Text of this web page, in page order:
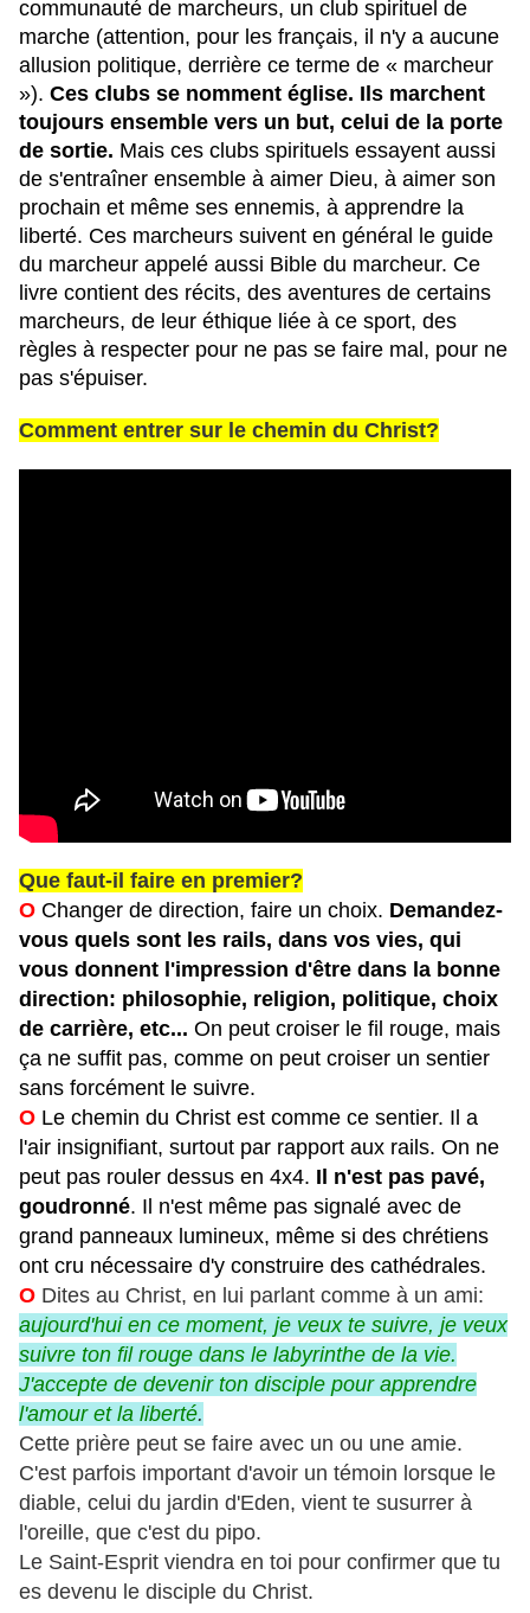
communauté de marcheurs, un club spirituel de
marche (attention, pour les français, il n'y a aucune
allusion politique, derrière ce terme de « marcheur
»). Ces clubs se nomment église. Ils marchent
toujours ensemble vers un but, celui de la porte
de sortie. Mais ces clubs spirituels essayent aussi
de s'entraîner ensemble à aimer Dieu, à aimer son
prochain et même ses ennemis, à apprendre la
liberté. Ces marcheurs suivent en général le guide
du marcheur appelé aussi Bible du marcheur. Ce
livre contient des récits, des aventures de certains
marcheurs, de leur éthique liée à ce sport, des
règles à respecter pour ne pas se faire mal, pour ne
pas s'épuiser.
Comment entrer sur le chemin du Christ?
Que faut-il faire en premier?
O Changer de direction, faire un choix. Demandez-
vous quels sont les rails, dans vos vies, qui
vous donnent l'impression d'être dans la bonne
direction: philosophie, religion, politique, choix
de carrière, etc... On peut croiser le fil rouge, mais
ça ne suffit pas, comme on peut croiser un sentier
sans forcément le suivre.
O Le chemin du Christ est comme ce sentier. Il a
l'air insignifiant, surtout par rapport aux rails. On ne
peut pas rouler dessus en 4x4. Il n'est pas pavé,
goudronné. Il n'est même pas signalé avec de
grand panneaux lumineux, même si des chrétiens
ont cru nécessaire d'y construire des cathédrales.
O Dites au Christ, en lui parlant comme à un ami:
aujourd'hui en ce moment, je veux te suivre, je veux
suivre ton fil rouge dans le labyrinthe de la vie.
J'accepte de devenir ton disciple pour apprendre
l'amour et la liberté.
Cette prière peut se faire avec un ou une amie.
C'est parfois important d'avoir un témoin lorsque le
diable, celui du jardin d'Eden, vient te susurrer à
l'oreille, que c'est du pipo.
Le Saint-Esprit viendra en toi pour confirmer que tu
es devenu le disciple du Christ.